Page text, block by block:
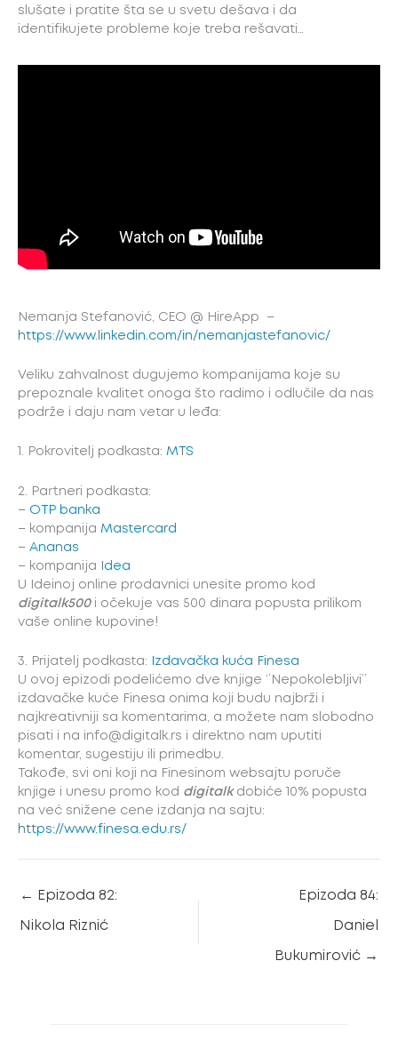
slušate i pratite šta se u svetu dešava i da
identifikujete probleme koje treba rešavati…
Nemanja Stefanović, CEO @ HireApp –
https://www.linkedin.com/in/nemanjastefanovic/
Veliku zahvalnost dugujemo kompanijama koje su
prepoznale kvalitet onoga što radimo i odlučile da nas
podrže i daju nam vetar u leđa:
1. Pokrovitelj podkasta: MTS
2. Partneri podkasta:
– OTP banka
– kompanija Mastercard
– Ananas
– kompanija
Idea
U Ideinoj online prodavnici unesite promo kod
digitalk500i očekuje vas 500 dinara popusta prilikom
vaše online kupovine!
3. Prijatelj podkasta:
Izdavačka kuća Finesa
U ovoj epizodi podelićemo dve knjige ‘’Nepokolebljivi’’
izdavačke kuće Finesa onima koji budu najbrži i
najkreativniji sa komentarima, a možete nam slobodno
pisati i na info@digitalk.rs i direktno nam uputiti
komentar, sugestiju ili primedbu.
Takođe, svi oni koji na Finesinom websajtu poruče
knjige i unesu promo kod digitalkdobiće 10% popusta
na već snižene cene izdanja na sajtu:
https://www.finesa.edu.rs/
← Epizoda 82:
Nikola Riznić
Epizoda 84:
Daniel
Bukumirović →